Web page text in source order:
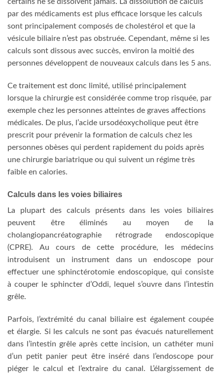
par des médicaments est plus efficace lorsque les calculs
sont principalement composés de cholestérol et que la
vésicule biliaire n’est pas obstruée. Cependant, même si les
calculs sont dissous avec succès, environ la moitié des
personnes développent de nouveaux calculs dans les 5 ans.
Ce traitement est donc limité, utilisé principalement
lorsque la chirurgie est considérée comme trop risquée, par
exemple chez les personnes atteintes de graves affections
médicales. De plus, l’acide ursodéoxycholique peut être
prescrit pour prévenir la formation de calculs chez les
personnes obèses qui perdent rapidement du poids après
une chirurgie bariatrique ou qui suivent un régime très
faible en calories.
Calculs dans les voies biliaires
La plupart des calculs présents dans les voies biliaires
peuvent être éliminés au moyen de la
cholangiopancréatographie rétrograde endoscopique
(CPRE). Au cours de cette procédure, les médecins
introduisent un instrument dans un endoscope pour
effectuer une sphinctérotomie endoscopique, qui consiste
à couper le sphincter d’Oddi, lequel s’ouvre dans l’intestin
grêle.
Parfois, l’extrémité du canal biliaire est également coupée
et élargie. Si les calculs ne sont pas évacués naturellement
dans l’intestin grêle après cette incision, un cathéter muni
d’un petit panier peut être inséré dans l’endoscope pour
piéger le calcul et l’extraire du canal. L’élargissement de